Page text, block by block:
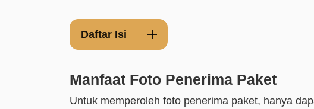
Daftar Isi
Manfaat Foto Penerima Paket
Untuk memperoleh foto penerima paket, hanya